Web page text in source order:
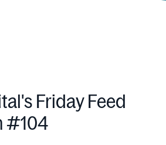
Friday Feed
#104